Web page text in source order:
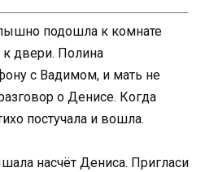
подошла к комнате
к двери. Полина
с Вадимом, и мать не
о Денисе. Когда
постучала и вошла.
насчёт Дениса. Пригласи